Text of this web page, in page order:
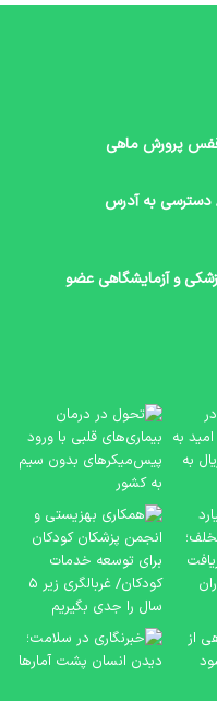
پرورش ماهی
به آدرس
و آزمایشگاهی عضو